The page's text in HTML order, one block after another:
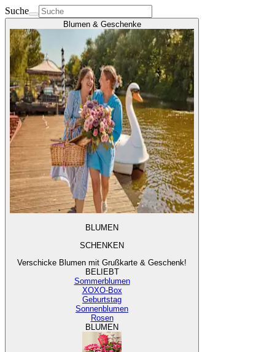
Suche
Blumen & Geschenke
BLUMEN
SCHENKEN
Verschicke Blumen mit Grußkarte & Geschenk!
BELIEBT
Sommerblumen
XOXO-Box
Geburtstag
Sonnenblumen
Rosen
BLUMEN